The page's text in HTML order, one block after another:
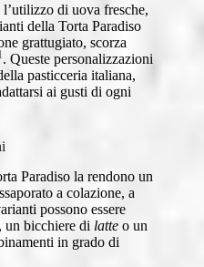
di uova fresche,
della Torta Paradiso
grattugiato, scorza
. Queste personalizzazioni
pasticceria italiana,
ai gusti di ogni
Paradiso la rendono un
a colazione, a
possono essere
, un bicchiere di latte o un
in grado di